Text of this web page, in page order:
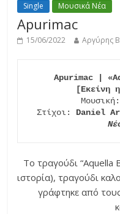
Single Μουσικά Νέα
Apurimac
15/06/2022 Αργύρης
Apurimac |
[Εκείνη
Μουσική:
Στίχοι: Daniel
Το τραγούδι “Aquella
ιστορία), τραγούδι
γράφτηκε από